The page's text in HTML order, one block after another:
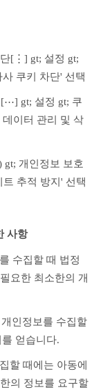
단[⋮] gt; 설정 gt;
쿠키 차단' 선택
[⋯] gt; 설정 gt; 쿠
이터 관리 및 삭
gt; 개인정보 보호
추적 방지' 선택
사항
수집할 때 법정
요한 최소한의 개
인정보를 수집할
얻습니다.
할 때에는 아동에
의 정보를 요구할